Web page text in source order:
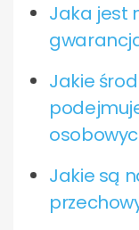
Jaka jest
Jakie
Jakie są